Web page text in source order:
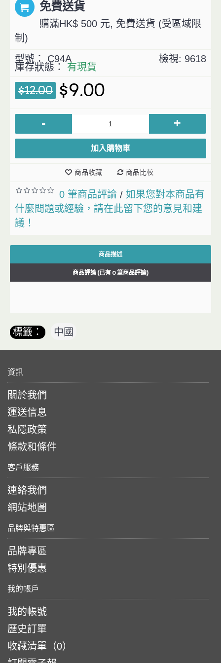
免費送貨
購滿HK$ 500 元, 免費送貨 (受區域限
制)
檢視: 9618
型號： C94A
庫存狀態： 有現貨
$12.00 $9.00
- +
加入購物車
商品收藏 商品比較
0 筆商品評論 / 如果您對本商品有
什麼問題或經驗，請在此留下您的意見和建
議！
商品描述
商品評論 (已有 0 筆商品評論)
標籤： 中國
資訊
關於我們
運送信息
私隱政策
條款和條件
客戶服務
連絡我們
網站地圖
品牌與特惠區
品牌專區
特別優惠
我的帳戶
我的帳號
歷史訂單
收藏清單（0）